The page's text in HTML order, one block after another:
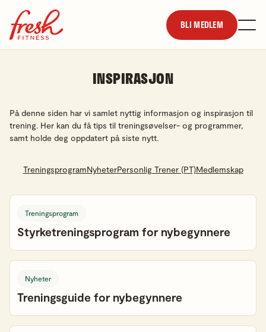
BLI MEDLEM
INSPIRASJON
På denne siden har vi samlet nyttig informasjon og inspirasjon til
trening. Her kan du få tips til treningsøvelser- og programmer,
samt holde deg oppdatert på siste nytt.
TreningsprogramNyheterPersonlig Trener (PT)Medlemskap
Treningsprogram
Styrketreningsprogram for nybegynnere
Nyheter
Treningsguide for nybegynnere